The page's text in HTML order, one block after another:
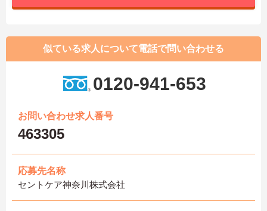
似ている求人について電話で問い合わせる
0120-941-653
お問い合わせ求人番号
463305
応募先名称
セントケア神奈川株式会社